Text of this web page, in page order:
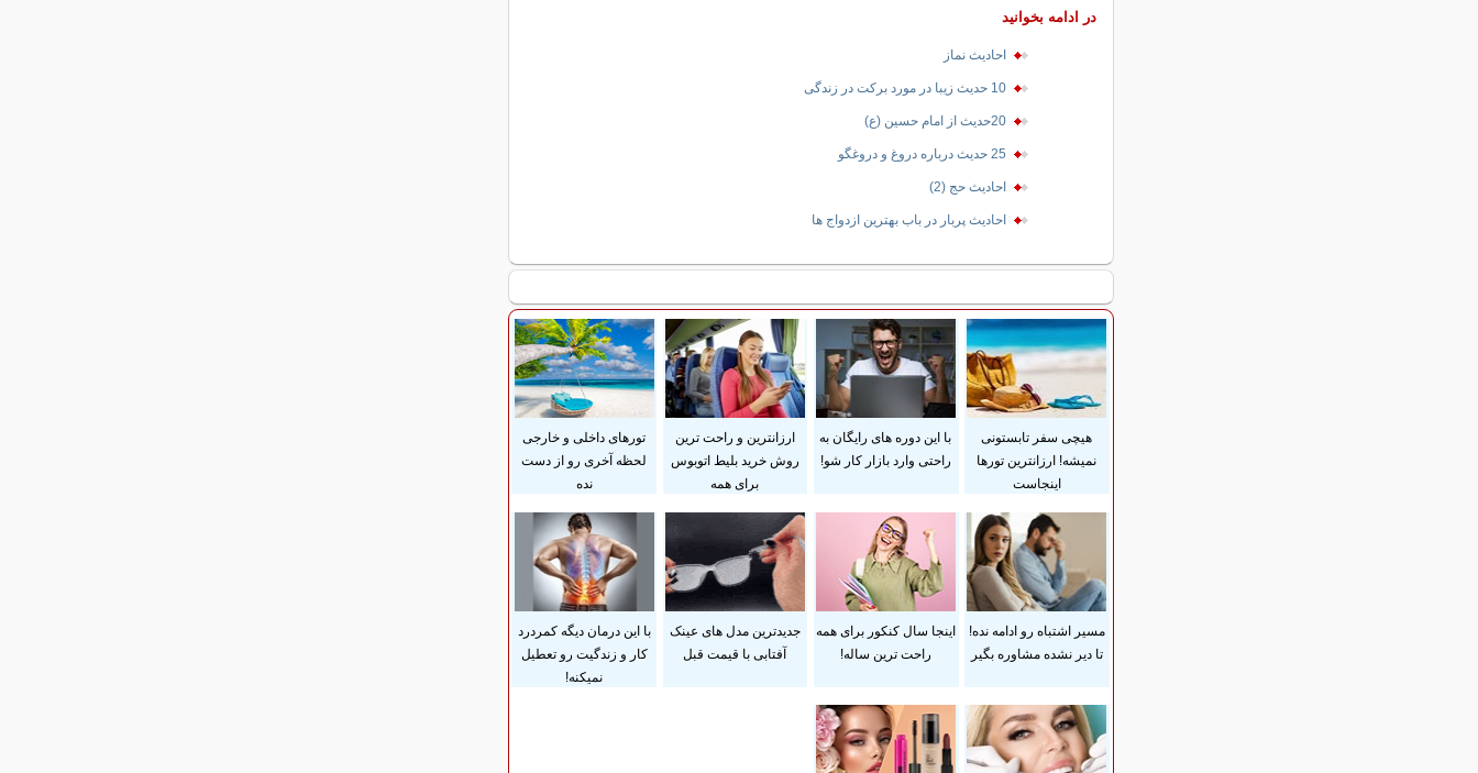
در ادامه بخوانید
احادیث نماز
10 حدیث زیبا در مورد برکت در زندگی
20حدیث از امام حسین (ع)
25 حديث درباره دروغ و دروغگو
احادیث حج (2)
احادیث پربار در باب بهترین ازدواج ها
هیچی سفر تابستونی
نمیشه! ارزانترین تورها
اینجاست
با این دوره های رایگان به
راحتی وارد بازار کار شو!
ارزانترین و راحت ترین
روش خرید بلیط اتوبوس
برای همه
تورهای داخلی و خارجی
لحظه آخری رو از دست
نده
مسیر اشتباه رو ادامه نده!
تا دیر نشده مشاوره بگیر
اینجا سال کنکور برای همه
راحت ترین ساله!
جدیدترین مدل های عینک
آفتابی با قیمت قبل
با این درمان دیگه کمردرد
کار و زندگیت رو تعطیل
نمیکنه!